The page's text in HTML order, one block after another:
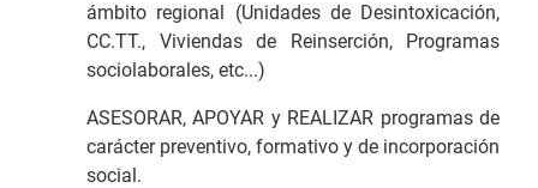
ámbito regional (Unidades de Desintoxicación,
CC.TT., Viviendas de Reinserción, Programas
sociolaborales, etc...)
ASESORAR, APOYAR y REALIZAR programas de
carácter preventivo, formativo y de incorporación
social.